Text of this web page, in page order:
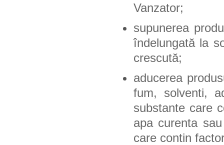
Vanzator;
supunerea
îndelungată la
crescută;
aducerea
fum, solventi,
substante care
apa curenta
care contin